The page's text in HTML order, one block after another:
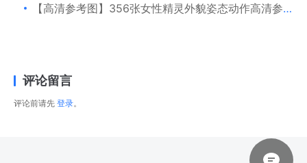
【高清参考图】356张女性精灵外貌姿态动作高清参考图片
评论留言
评论前请先 登录。